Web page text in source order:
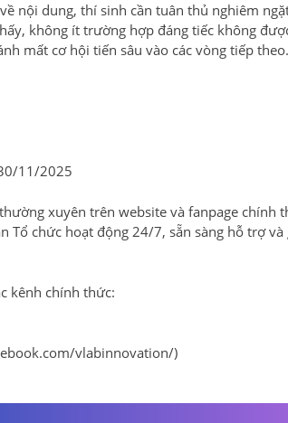
nội dung, thí sinh cần tuân thủ nghiêm
không ít trường hợp đáng tiếc không
mất cơ hội tiến sâu vào các vòng tiếp theo.
11/2025
xuyên trên website và fanpage chính
Tổ chức hoạt động 24/7, sẵn sàng hỗ trợ
kênh chính thức:
vlabinnovation/)